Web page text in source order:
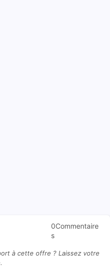
0Commentaire
s
à cette offre ? Laissez votre